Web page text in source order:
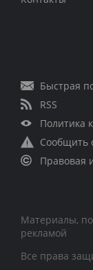
Быстрая
RSS
Политика
Сообщить
Правовая
Материалы,
рекламой
Все права